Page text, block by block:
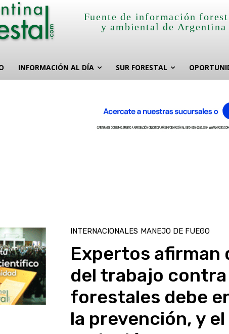
Fuente de información
y ambiental de
INFORMACIÓN AL DÍA SUR FORESTAL
INTERNACIONALES MANEJO DE FUEGO
Expertos afirman
del trabajo
forestales debe
la prevención, y